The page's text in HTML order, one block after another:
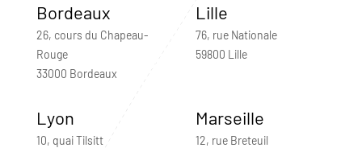
Bordeaux
26, cours du Chapeau-
Rouge
33000 Bordeaux
Lille
76, rue Nationale
59800 Lille
Lyon
10, quai Tilsitt
Marseille
12, rue Breteuil